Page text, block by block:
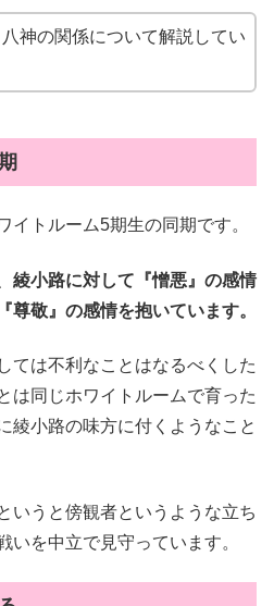
神の関係について解説してい
イトルーム5期生の同期です。
綾小路に対して『憎悪』の感情
尊敬』の感情を抱いています。
ては不利なことはなるべくした
は同じホワイトルームで育った
綾小路の味方に付くようなこと
いうと傍観者というような立ち
いを中立で見守っています。